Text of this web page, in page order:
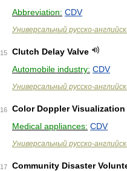
Abbreviation: CDV
Универсальный русско-
15
Clutch Delay Valve
Automobile industry: CDV
Универсальный русско-
16
Color Doppler Visualization
Medical appliances: CDV
Универсальный русско-
17
Community Disaster